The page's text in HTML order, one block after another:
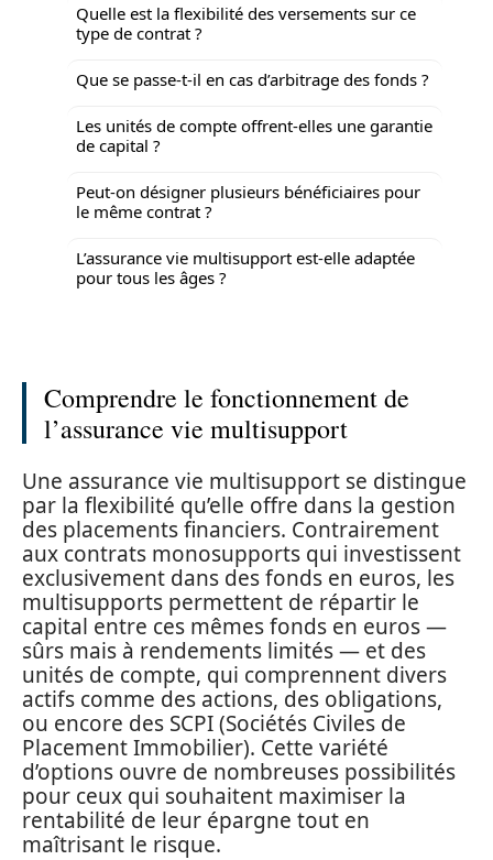
Quelle est la flexibilité des versements sur ce
type de contrat ?
Que se passe-t-il en cas d’arbitrage des fonds ?
Les unités de compte offrent-elles une garantie
de capital ?
Peut-on désigner plusieurs bénéficiaires pour
le même contrat ?
L’assurance vie multisupport est-elle adaptée
pour tous les âges ?
Comprendre le fonctionnement de
l’assurance vie multisupport
Une assurance vie multisupport se distingue
par la flexibilité qu’elle offre dans la gestion
des placements financiers. Contrairement
aux contrats monosupports qui investissent
exclusivement dans des fonds en euros, les
multisupports permettent de répartir le
capital entre ces mêmes fonds en euros —
sûrs mais à rendements limités — et des
unités de compte, qui comprennent divers
actifs comme des actions, des obligations,
ou encore des SCPI (Sociétés Civiles de
Placement Immobilier). Cette variété
d’options ouvre de nombreuses possibilités
pour ceux qui souhaitent maximiser la
rentabilité de leur épargne tout en
maîtrisant le risque.